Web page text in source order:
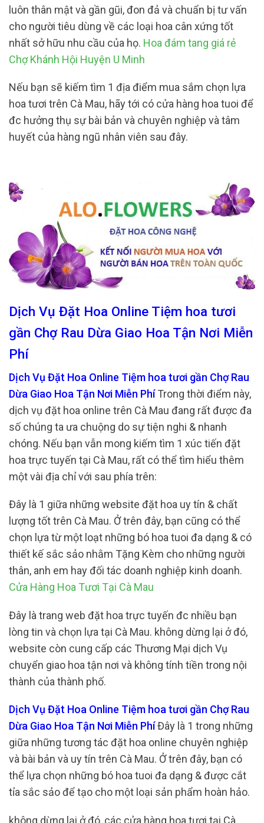
luôn thân mật và gần gũi, đon đả và chuẩn bị tư vấn
cho người tiêu dùng về các loại hoa cân xứng tốt
nhất sở hữu nhu cầu của họ. Hoa đám tang giá rẻ
Chợ Khánh Hội Huyện U Minh
Nếu bạn sẽ kiếm tìm 1 địa điểm mua sắm chọn lựa
hoa tươi trên Cà Mau, hãy tới có cửa hàng hoa tuoi để
đc hưởng thụ sự bài bản và chuyên nghiệp và tâm
huyết của hàng ngũ nhân viên sau đây.
Dịch Vụ Đặt Hoa Online Tiệm hoa tươi
gần Chợ Rau Dừa Giao Hoa Tận Nơi Miễn
Phí
Dịch Vụ Đặt Hoa Online Tiệm hoa tươi gần Chợ Rau
Dừa Giao Hoa Tận Nơi Miễn PhíTrong thời điểm này,
dịch vụ đặt hoa online trên Cà Mau đang rất được đa
số chúng ta ưa chuộng do sự tiện nghi & nhanh
chóng. Nếu bạn vẫn mong kiếm tìm 1 xúc tiến đặt
hoa trực tuyến tại Cà Mau, rất có thể tìm hiểu thêm
một vài địa chỉ với sau phía trên:
Đây là 1 giữa những website đặt hoa uy tín & chất
lượng tốt trên Cà Mau. Ở trên đây, bạn cũng có thể
chọn lựa từ một loạt những bó hoa tuoi đa dạng & có
thiết kế sắc sảo nhằm Tặng Kèm cho những người
thân, anh em hay đối tác doanh nghiệp kinh doanh.
Cửa Hàng Hoa Tươi Tại Cà Mau
Đây là trang web đặt hoa trực tuyến đc nhiều bạn
lòng tin và chọn lựa tại Cà Mau. không dừng lại ở đó,
website còn cung cấp các Thương Mại dịch Vụ
chuyển giao hoa tận nơi và không tính tiền trong nội
thành của thành phố.
Dịch Vụ Đặt Hoa Online Tiệm hoa tươi gần Chợ Rau
Dừa Giao Hoa Tận Nơi Miễn PhíĐây là 1 trong những
giữa những tương tác đặt hoa online chuyên nghiệp
và bài bản và uy tín trên Cà Mau. Ở trên đây, bạn có
thể lựa chọn những bó hoa tuoi đa dạng & được cắt
tỉa sắc sảo để tạo cho một loại sản phẩm hoàn hảo.
không dừng lại ở đó, các cửa hàng hoa tươi tại Cà